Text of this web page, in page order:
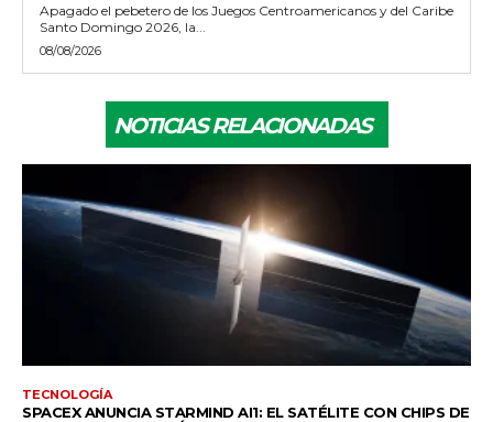
Apagado el pebetero de los Juegos Centroamericanos y del Caribe
Santo Domingo 2026, la...
08/08/2026
NOTICIAS RELACIONADAS
TECNOLOGÍA
SPACEX ANUNCIA STARMIND AI1: EL SATÉLITE CON CHIPS DE